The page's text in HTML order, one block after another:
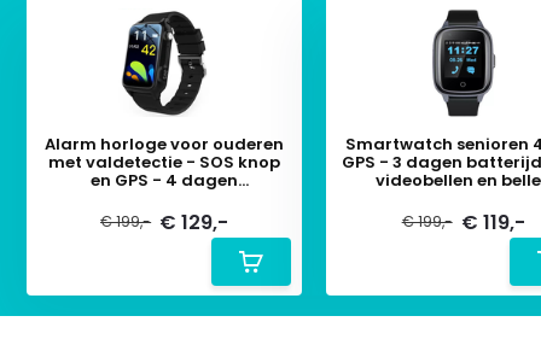
Alarm horloge voor ouderen
met valdetectie - SOS knop
en GPS - 4 dagen
€ 199,- € 129,-
Smartwatch senioren
GPS - 3 dagen
videobellen en
€ 199,- € 119,-